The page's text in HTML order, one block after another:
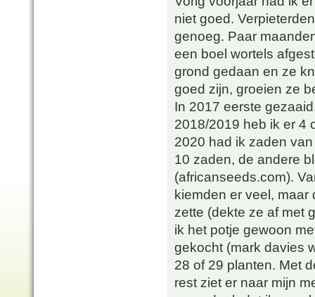
niet goed.
genoeg. Paar
een boel wortels
grond gedaan en ze
goed zijn, groeien ze
In 2017 eerste
2018/2019 heb ik er 4
2020 had ik zaden
10 zaden, de andere
(africanseeds.com).
kiemden er veel,
zette (dekte ze af met
ik het potje gewoon
gekocht (mark davies
28 of 29 planten. Met
rest ziet er naar mijn